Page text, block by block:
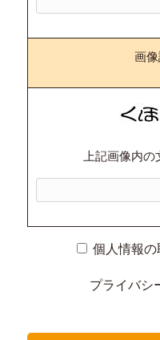
画
上記画像内の
個人情報の
プライバシ